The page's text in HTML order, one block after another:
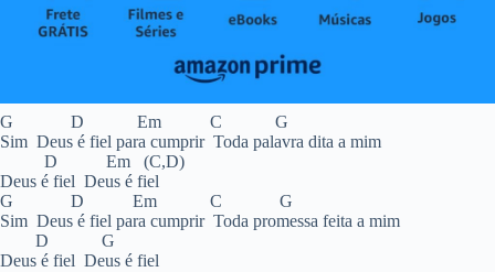
G D Em C G
Sim Deus é fiel para cumprir Toda palavra dita a mim
D Em (C,D)
Deus é fiel Deus é fiel
G D Em C G
Sim Deus é fiel para cumprir Toda promessa feita a mim
D G
Deus é fiel Deus é fiel